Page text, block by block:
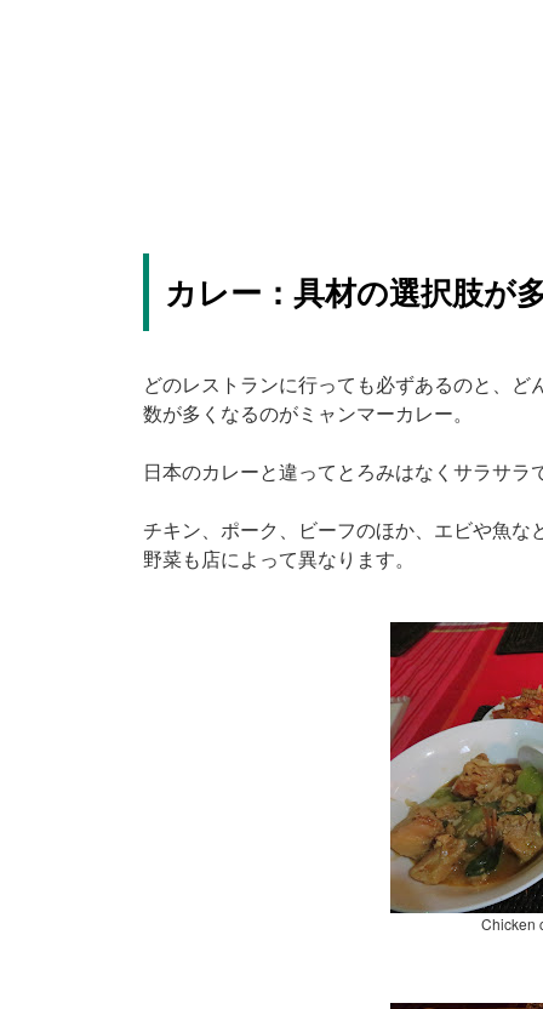
カレー：具材の選択肢が
どのレストランに行っても必ずあるのと、
数が多くなるのがミャンマーカレー。
日本のカレーと違ってとろみはなくサラサ
チキン、ポーク、ビーフのほか、エビや魚
野菜も店によって異なります。
Chicken